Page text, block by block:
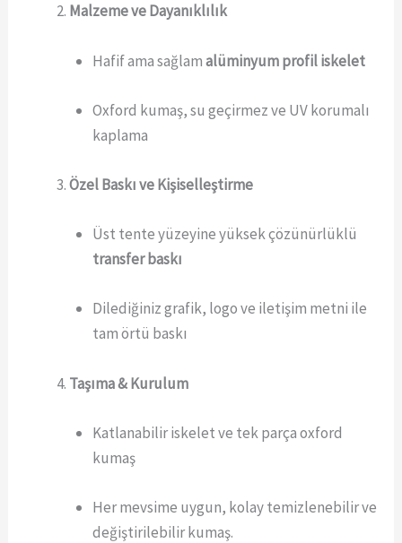
Malzeme ve Dayanıklılık
Hafif ama sağlamalüminyum profil iskelet
Oxford kumaş, su geçirmez ve UV korumalı
kaplama
Özel Baskı ve Kişiselleştirme
Üst tente yüzeyine yüksek çözünürlüklü
transfer baskı
Dilediğiniz grafik, logo ve iletişim metni ile
tam örtü baskı
Taşıma & Kurulum
Katlanabilir iskelet ve tek parça oxford
kumaş
Her mevsime uygun, kolay temizlenebilir ve
değiştirilebilir kumaş.